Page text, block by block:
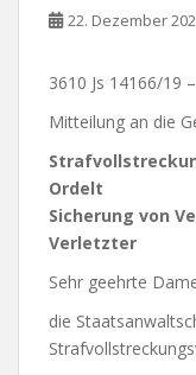
22. Dezember
3610 Js 14166/​19
Mitteilung an die
Ordelt
Sicherung von
Verletzter
Sehr geehrte
die